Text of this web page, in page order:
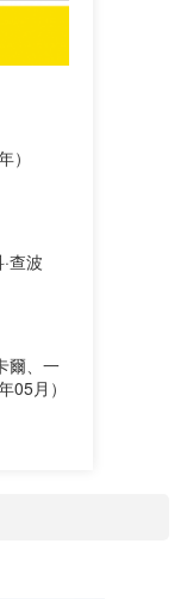
）
查波
爾、一
05月）